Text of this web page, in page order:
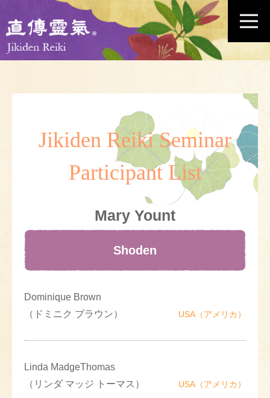
Jikiden Reiki Seminar
Participant List
Mary Yount
Shoden
Dominique Brown
（ドミニク ブラウン）
USA（アメリカ）
Linda MadgeThomas
（リンダ マッジ トーマス）
USA（アメリカ）